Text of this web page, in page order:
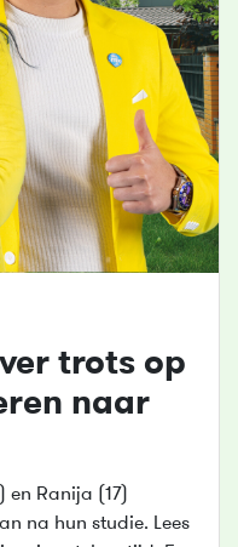
trots op
naar
Ranija (17)
na hun studie. Lees